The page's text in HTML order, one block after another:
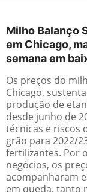
Milho Balanço
em Chicago,
semana em
Os preços do
Chicago,
produção de
desde junho de
técnicas e riscos
grão para 2022/
fertilizantes. Por
negócios, os
acompanharam
em queda, tanto